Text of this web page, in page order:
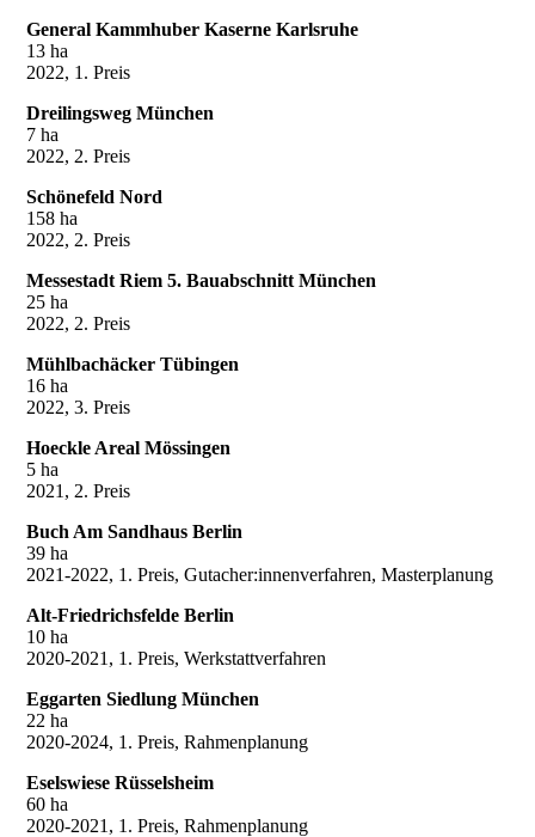
General Kammhuber Kaserne Karlsruhe
13 ha
2022, 1. Preis
Dreilingsweg München
7 ha
2022, 2. Preis
Schönefeld Nord
158 ha
2022, 2. Preis
Messestadt Riem 5. Bauabschnitt München
25 ha
2022, 2. Preis
Mühlbachäcker Tübingen
16 ha
2022, 3. Preis
Hoeckle Areal Mössingen
5 ha
2021, 2. Preis
Buch Am Sandhaus Berlin
39 ha
2021-2022, 1. Preis, Gutacher:innenverfahren, Masterplanung
Alt-Friedrichsfelde Berlin
10 ha
2020-2021, 1. Preis, Werkstattverfahren
Eggarten Siedlung München
22 ha
2020-2024, 1. Preis, Rahmenplanung
Eselswiese Rüsselsheim
60 ha
2020-2021, 1. Preis, Rahmenplanung